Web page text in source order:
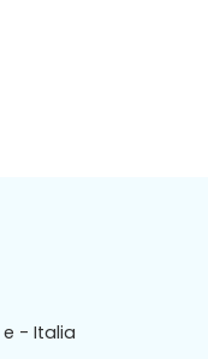
e - Italia